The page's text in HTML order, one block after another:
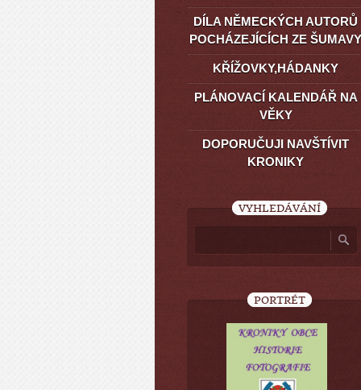
DÍLA NĚMECKÝCH AUTORŮ
POCHÁZEJÍCÍCH ZE ŠUMAVY
KŘÍŽOVKY,HÁDANKY
PLÁNOVACÍ KALENDÁŘ NA
VĚKY
DOPORUČUJI NAVŠTÍVIT
KRONIKY
VYHLEDÁVÁNÍ
PORTRÉT